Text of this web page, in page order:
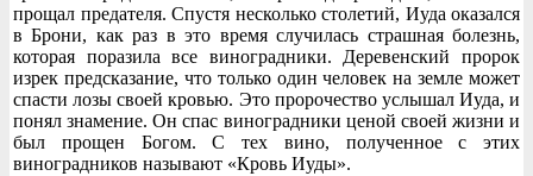
прощал предателя. Спустя несколько столетий, Иуда оказался
в Брони, как раз в это время случилась страшная болезнь,
которая поразила все виноградники. Деревенский пророк
изрек предсказание, что только один человек на земле может
спасти лозы своей кровью. Это пророчество услышал Иуда, и
понял знамение. Он спас виноградники ценой своей жизни и
был прощен Богом. С тех вино, полученное с этих
виноградников называют «Кровь Иуды».